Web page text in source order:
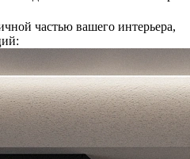
частью вашего интерьера,